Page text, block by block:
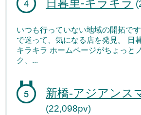
日暮里-キラキラ
いつも行っていない地域の開拓で
で迷って、気になる店を発見。 日
キラキラ ホームページがちょっと
ク、...
新橋-アジアンス
(22,098pv)